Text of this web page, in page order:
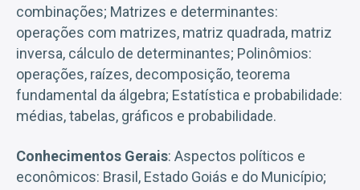
combinações; Matrizes e determinantes:
operações com matrizes, matriz quadrada, matriz
inversa, cálculo de determinantes; Polinômios:
operações, raízes, decomposição, teorema
fundamental da álgebra; Estatística e probabilidade:
médias, tabelas, gráficos e probabilidade.
Conhecimentos Gerais: Aspectos políticos e
econômicos: Brasil, Estado Goiás e do Município;